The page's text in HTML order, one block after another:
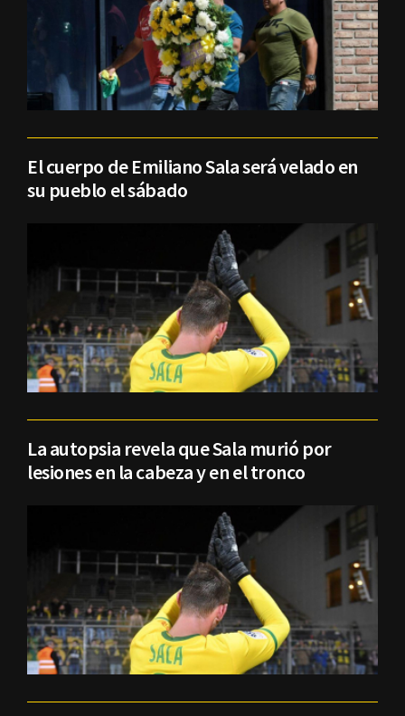
El cuerpo de Emiliano Sala será velado en
su pueblo el sábado
La autopsia revela que Sala murió por
lesiones en la cabeza y en el tronco